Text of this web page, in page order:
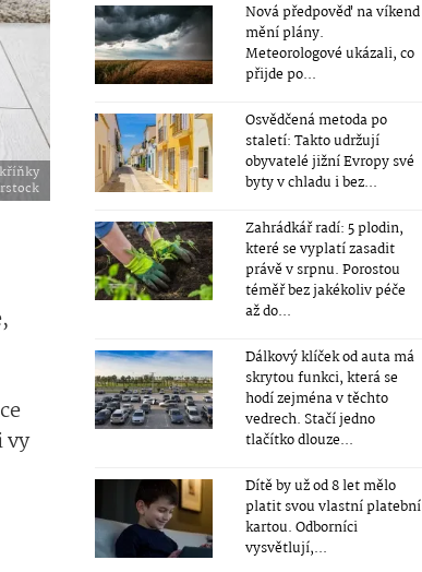
vy
Nová předpověď na víkend
mění plány.
Meteorologové ukázali, co
přijde po...
Osvědčená metoda po
staletí: Takto udržují
obyvatelé jižní Evropy své
byty v chladu i bez...
Zahrádkář radí: 5 plodin,
které se vyplatí zasadit
právě v srpnu. Porostou
téměř bez jakékoliv péče
až do...
Dálkový klíček od auta má
skrytou funkci, která se
hodí zejména v těchto
vedrech. Stačí jedno
tlačítko dlouze...
Dítě by už od 8 let mělo
platit svou vlastní platební
kartou. Odborníci
vysvětlují,...